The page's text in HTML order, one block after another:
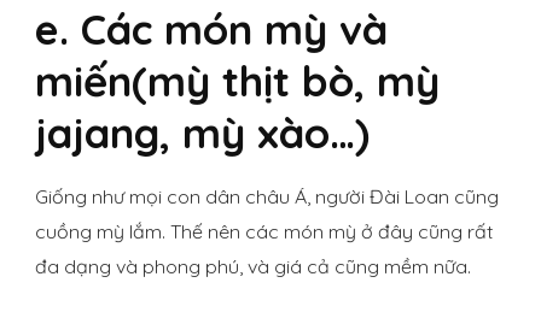
e. Các món mỳ và
miến(mỳ thịt bò, mỳ
jajang, mỳ xào…)
Giống như mọi con dân châu Á, người Đài Loan cũng
cuồng mỳ lắm. Thế nên các món mỳ ở đây cũng rất
đa dạng và phong phú, và giá cả cũng mềm nữa.